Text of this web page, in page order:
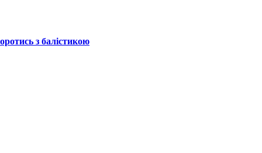
з балістикою